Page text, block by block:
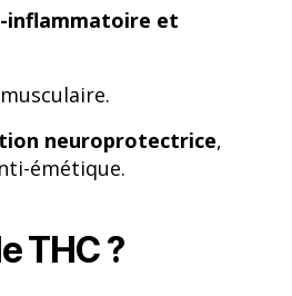
inflammatoire et
neuroprotectrice,
émétique.
THC ?